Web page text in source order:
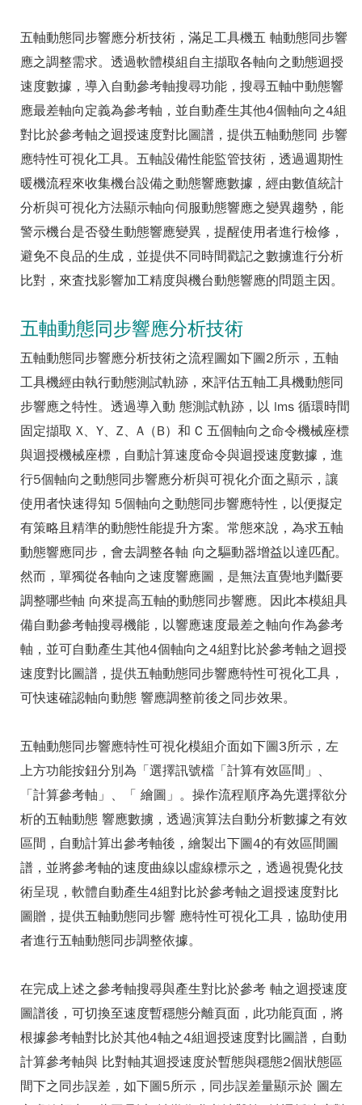
五軸動態同步響應分析技術，滿足工具機五 軸動態同步響
應之調整需求。透過軟體模組自主擷取各軸向之動態迴授
速度數據，導入自動參考軸搜尋功能，搜尋五軸中動態響
應最差軸向定義為參考軸，並自動產生其他4個軸向之4組
對比於參考軸之迴授速度對比圖譜，提供五軸動態同 步響
應特性可視化工具。五軸設備性能監管技術，透過週期性
暖機流程來收集機台設備之動態響應數據，經由數值統計
分析與可視化方法顯示軸向伺服動態響應之變異趨勢，能
警示機台是否發生動態響應變異，提醒使用者進行檢修，
避免不良品的生成，並提供不同時間戳記之數擄進行分析
比對，來査找影響加工精度與機台動態響應的問題主因。
五軸動態同步響應分析技術
五軸動態同步響應分析技術之流程圖如下圖2所示，五軸
工具機經由執行動態測試軌跡，來評估五軸工具機動態同
步響應之特性。透過導入動 態測試軌跡，以 lms 循環時間
固定擷取 X、Y、Z、A（B）和 C 五個軸向之命令機械座標
與迴授機械座標，自動計算速度命令與迴授速度數據，進
行5個軸向之動態同步響應分析與可視化介面之顯示，讓
使用者快速得知 5個軸向之動態同步響應特性，以便擬定
有策略且精準的動態性能提升方案。常態來說，為求五軸
動態響應同步，會去調整各軸 向之驅動器增益以達匹配。
然而，單獨從各軸向之速度響應圖，是無法直覺地判斷要
調整哪些軸 向來提高五軸的動態同步響應。因此本模組具
備自動參考軸搜尋機能，以響應速度最差之軸向作為參考
軸，並可自動產生其他4個軸向之4組對比於參考軸之迴授
速度對比圖譜，提供五軸動態同步響應特性可視化工具，
可快速確認軸向動態 響應調整前後之同步效果。
五軸動態同步響應特性可視化模組介面如下圖3所示，左
上方功能按鈕分別為「選擇訊號檔「計算有效區間」、
「計算參考軸」、「 繪圖」。操作流程順序為先選擇欲分
析的五軸動態 響應數擄，透過演算法自動分析數據之有效
區間，自動計算出參考軸後，繪製出下圖4的有效區間圖
譜，並將參考軸的速度曲線以虛線標示之，透過視覺化技
術呈現，軟體自動產生4組對比於參考軸之迴授速度對比
圖贈，提供五軸動態同步響 應特性可視化工具，協助使用
者進行五軸動態同步調整依據。
在完成上述之參考軸搜尋與產生對比於參考 軸之迴授速度
圖譜後，可切換至速度暫穩態分離頁面，此功能頁面，將
根據參考軸對比於其他4軸之4組迴授速度對比圖譜，自動
計算參考軸與 比對軸其迴授速度於暫態與穩態2個狀態區
間下之同步誤差，如下圖5所示，同步誤差量顯示於 圖左